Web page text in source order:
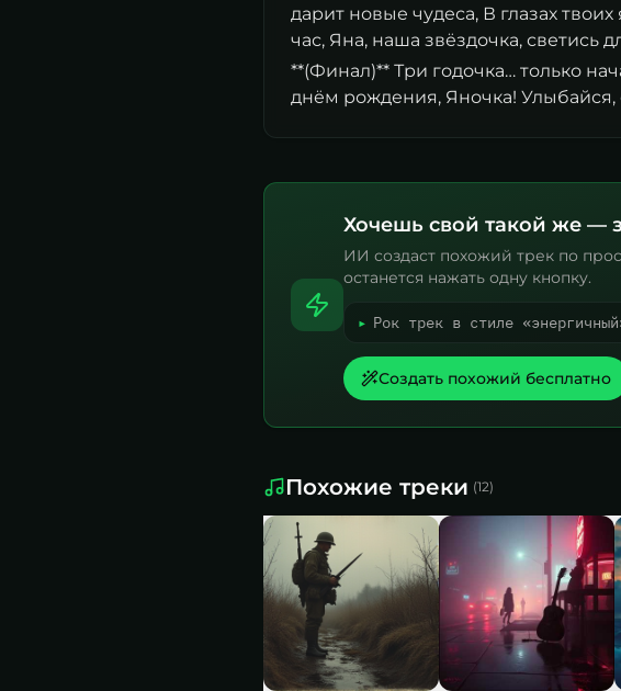
дарит новые чудеса, В глазах
час, Яна, наша звёздочка, светись
**(Финал)** Три годочка… только
днём рождения, Яночка!
Хочешь свой такой же —
ИИ создаст похожий трек по
останется нажать одну кнопку.
▸ Рок трек в стиле
Создать похожий бесплатно
Похожие треки (12)